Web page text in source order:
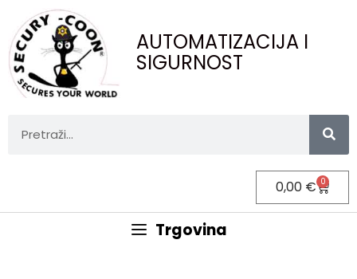
AUTOMATIZACIJA I
SIGURNOST
0,00 € 0
Trgovina